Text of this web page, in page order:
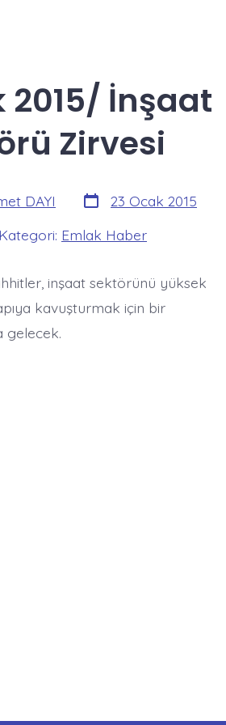
2015/ İnşaat
Zirvesi
DAYI Yazı
tarihi
23 Ocak 2015
Kategori: Emlak Haber
inşaat sektörünü yüksek
kavuşturmak için bir
gelecek.